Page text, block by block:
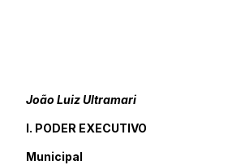
João Luiz Ultramari
I. PODER EXECUTIVO
Municipal